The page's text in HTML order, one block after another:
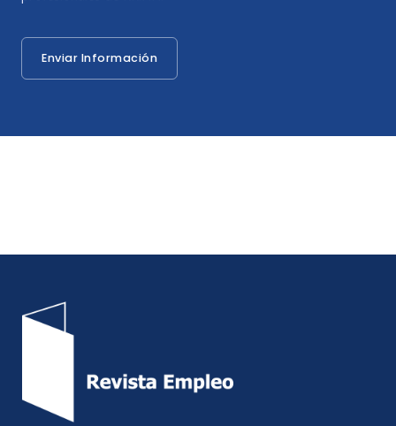
Enviar Información